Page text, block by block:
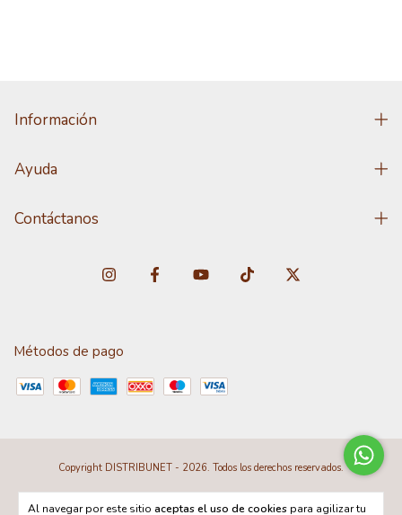
Al navegar por este sitio aceptas el uso de cookies para agilizar tu
Información
Ayuda
Contáctanos
Métodos de pago
Copyright DISTRIBUNET - 2026. Todos los derechos reservados.